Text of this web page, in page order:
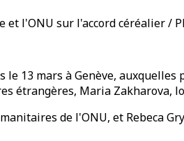
l'ONU sur l'accord céréalier /
le 13 mars à Genève,
étrangères, Maria Zakharova,
de l'ONU, et Rebeca